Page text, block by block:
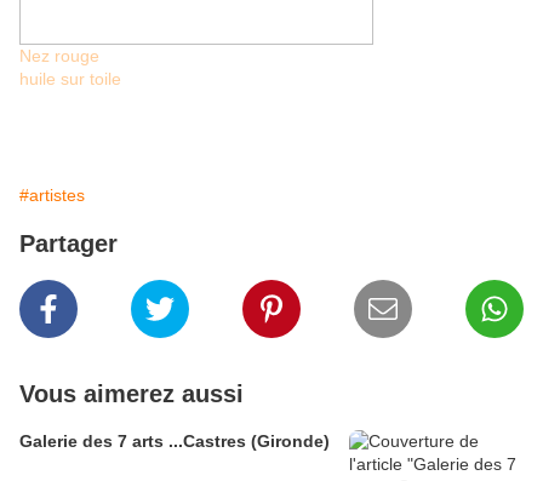
Nez rouge
huile sur toile
#artistes
Partager
Vous aimerez aussi
Galerie des 7 arts ...Castres (Gironde)